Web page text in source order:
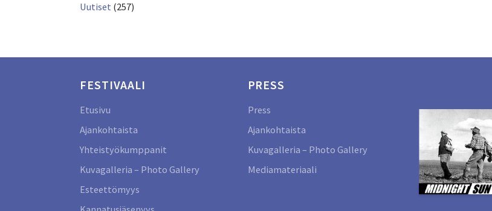
Uutiset (257)
FESTIVAALI
Etusivu
Ajankohtaista
Yhteistyökumppanit
Kuvagalleria – Photo Gallery
Esteettömyys
PRESS
Press
Ajankohtaista
Kuvagalleria – Photo Gallery
Mediamateriaali